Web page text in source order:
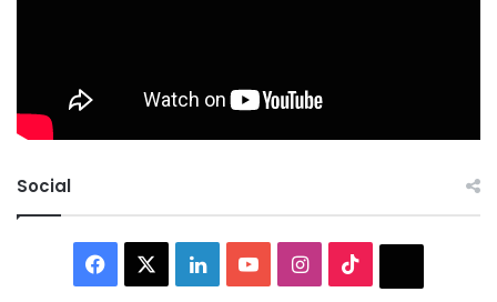
Social
Facebook LinkedInYouTubeInstagram